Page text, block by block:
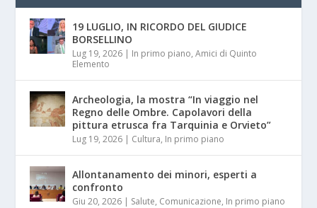
19 LUGLIO, IN RICORDO DEL GIUDICE
BORSELLINO
Lug 19, 2026 | In primo piano,Amici di Quinto
Elemento
Archeologia, la mostra “In viaggio nel
Regno delle Ombre. Capolavori della
pittura etrusca fra Tarquinia e Orvieto”
Lug 19, 2026 | Cultura, In primo piano
Allontanamento dei minori, esperti a
confronto
Giu 20, 2026 | Salute, Comunicazione, In primo piano